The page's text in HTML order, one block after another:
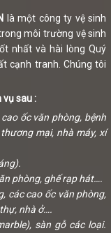
là một công ty vệ sinh
môi trường vệ sinh
nhất và hài lòng Quý
cạnh tranh. Chúng tôi
vụ sau :
ốc văn phòng, bệnh
mại, nhà máy, xí
phòng, ghế rạp hát….
các cao ốc văn phòng,
nhà ở….
sàn gỗ các loại.